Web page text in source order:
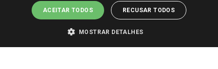
ACEITAR TODOS RECUSAR TODOS
MOSTRAR DETALHES